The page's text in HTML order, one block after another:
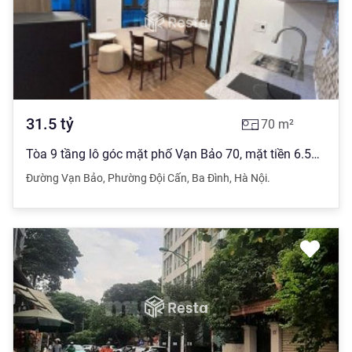
31.5 tỷ 70 m²
Tòa 9 tầng lô góc mặt phố Vạn Bảo 70, mặt tiền 6.5m, 31.5 tỷ, KD bất chấp
Đường Vạn Bảo, Phường Đội Cấn, Ba Đình, Hà Nội.